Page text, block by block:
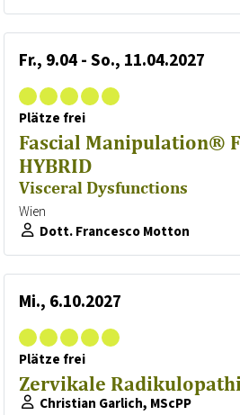
Fr., 9.04 - So., 11.04.2027
Plätze frei
Fascial Manipulation®
HYBRID
Visceral Dysfunctions
Wien
Dott. Francesco Motton
Mi., 6.10.2027
Plätze frei
Zervikale
Christian Garlich, MScPP